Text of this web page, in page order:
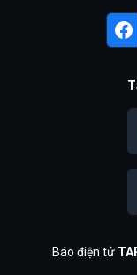
Báo điện tử